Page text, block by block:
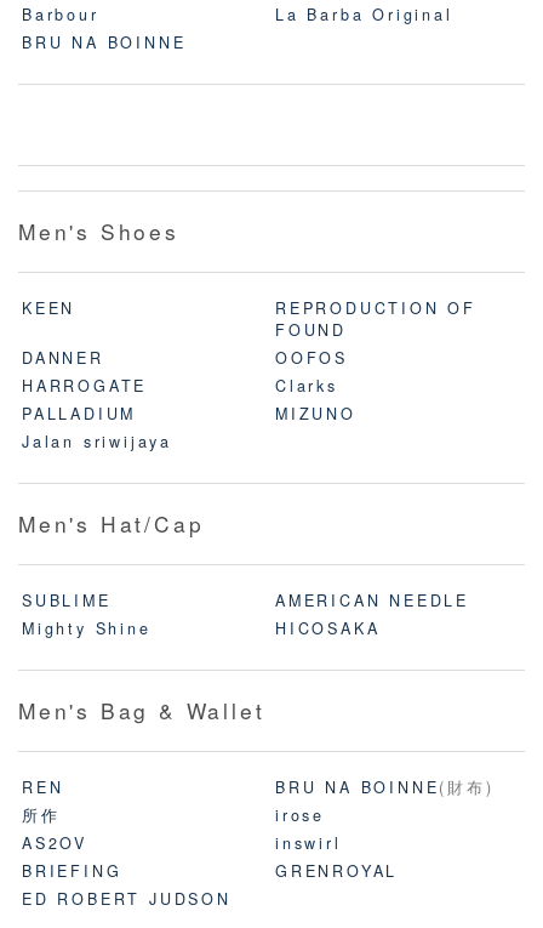
Barbour
La Barba Original
BRU NA BOINNE
Men's Shoes
KEEN
REPRODUCTION OF
FOUND
DANNER
OOFOS
HARROGATE
Clarks
PALLADIUM
MIZUNO
Jalan sriwijaya
Men's Hat/Cap
SUBLIME
AMERICAN NEEDLE
Mighty Shine
HICOSAKA
Men's Bag & Wallet
REN BRU NA BOINNE(財布)
所作
irose
AS2OV
inswirl
BRIEFING
GRENROYAL
ED ROBERT JUDSON